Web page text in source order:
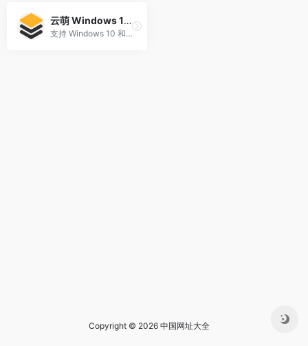
云萌 Windows 10+ 激活工具
支持 Windows 10 和 Windows 11 (x86/x64/ARM64)
Copyright © 2026 中国网址大全